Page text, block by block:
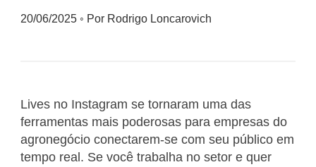
20/06/2025 ◦ Por Rodrigo Loncarovich
Lives no Instagram se tornaram uma das
ferramentas mais poderosas para empresas do
agronegócio conectarem-se com seu público em
tempo real. Se você trabalha no setor e quer